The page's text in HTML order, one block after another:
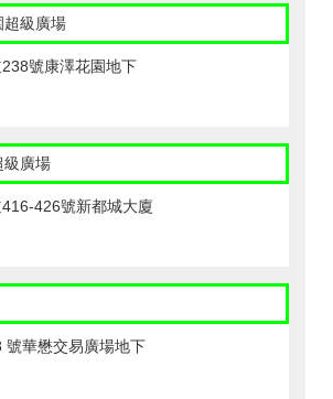
超級廣場
號康澤花園地下
級廣場
426號新都城大廈
號華懋交易廣場地下